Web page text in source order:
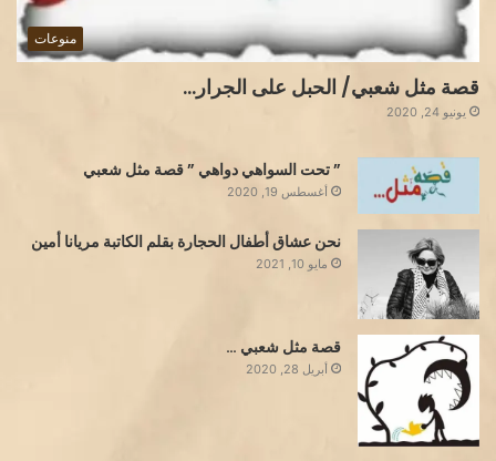
منوعات
قصة مثل شعبي/ الحبل على الجرار…
يونيو 24, 2020
” تحت السواهي دواهي ” قصة مثل شعبي
أغسطس 19, 2020
نحن عشاق أطفال الحجارة بقلم الكاتبة مريانا أمين
مايو 10, 2021
قصة مثل شعبي …
أبريل 28, 2020